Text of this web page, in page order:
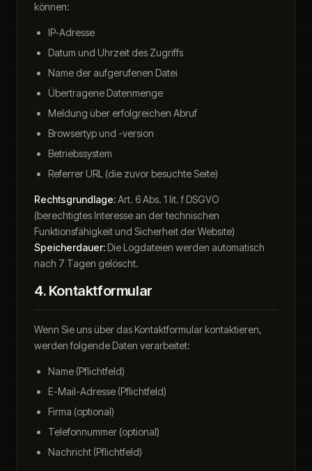
können:
IP-Adresse
Datum und Uhrzeit des Zugriffs
Name der aufgerufenen Datei
Übertragene Datenmenge
Meldung über erfolgreichen Abruf
Browsertyp und -version
Betriebssystem
Referrer URL (die zuvor besuchte Seite)
Rechtsgrundlage:Art. 6 Abs. 1 lit. f DSGVO
(berechtigtes Interesse an der technischen
Funktionsfähigkeit und Sicherheit der Website)
Speicherdauer:Die Logdateien werden automatisch
nach 7 Tagen gelöscht.
4. Kontaktformular
Wenn Sie uns über das Kontaktformular kontaktieren,
werden folgende Daten verarbeitet:
Name (Pflichtfeld)
E-Mail-Adresse (Pflichtfeld)
Firma (optional)
Telefonnummer (optional)
Nachricht (Pflichtfeld)